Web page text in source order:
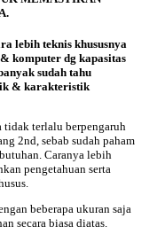
lebih teknis khususnya
komputer dg kapasitas
sudah tahu
& karakteristik
terlalu berpengaruh
2nd, sebab sudah paham
Caranya lebih
pengetahuan serta
beberapa ukuran saja
secara biasa diatas.